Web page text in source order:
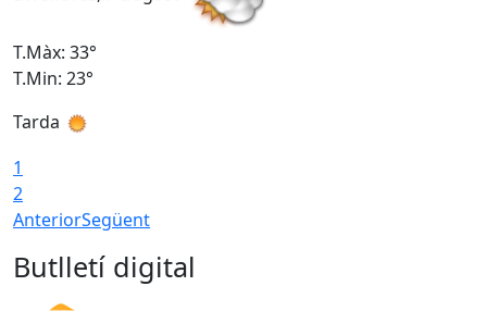
T.Màx: 33°
T.Min: 23°
Tarda
1
2
AnteriorSegüent
Butlletí digital